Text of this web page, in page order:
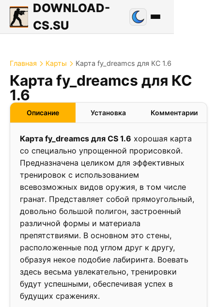
DOWNLOAD-
CS.SU
Главная Карты Карта fy_dreamcs для КС 1.6
Карта fy_dreamcs для КС
1.6
❮ ❯
2.1
Описание Установка Комментарии
Карта fy_dreamcs для CS 1.6 хорошая карта
со специально упрощенной прорисовкой.
Предназначена целиком для эффективных
тренировок с использованием
всевозможных видов оружия, в том числе
гранат. Представляет собой прямоугольный,
довольно большой полигон, застроенный
различной формы и материала
препятствиями. В основном это стены,
расположенные под углом друг к другу,
образуя некое подобие лабиринта. Воевать
здесь весьма увлекательно, тренировки
будут успешными, обеспечивая успех в
будущих сражениях.